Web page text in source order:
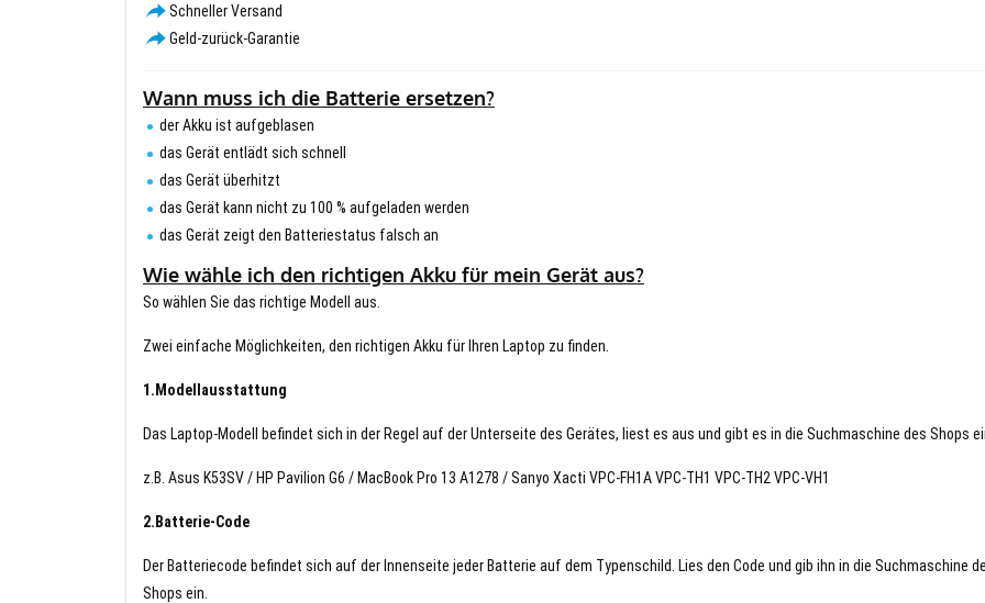
Schneller Versand
Geld-zurück-Garantie
Wann muss ich die Batterie ersetzen?
der Akku ist aufgeblasen
das Gerät entlädt sich schnell
das Gerät überhitzt
das Gerät kann nicht zu 100 % aufgeladen werden
das Gerät zeigt den Batteriestatus falsch an
Wie wähle ich den richtigen Akku für mein Gerät aus?
So wählen Sie das richtige Modell aus.
Zwei einfache Möglichkeiten, den richtigen Akku für Ihren Laptop zu finden.
1.Modellausstattung
Das Laptop-Modell befindet sich in der Regel auf der Unterseite des Gerätes, liest es aus und gibt es in die Suchmaschine des Shops
z.B. Asus K53SV / HP Pavilion G6 / MacBook Pro 13 A1278 / Sanyo Xacti VPC-FH1A VPC-TH1 VPC-TH2 VPC-VH1
2.Batterie-Code
Der Batteriecode befindet sich auf der Innenseite jeder Batterie auf dem Typenschild. Lies den Code und gib ihn in die Suchmaschine
Shops ein.